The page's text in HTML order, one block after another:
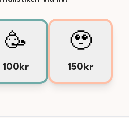
🥳
100kr
🥹
150kr